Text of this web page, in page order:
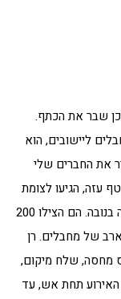
כן שבר את הכתף.
ליישובים, הוא
את החברים שלי
עזה, הגיעו לצומת
סעד, ומשם המשיכו לפנות את משתתפי המסיבה בנובה. הם הצילו 200
של מחבלים. רן
מחסה, שלח מיקום,
האירוע תחת אש, עד